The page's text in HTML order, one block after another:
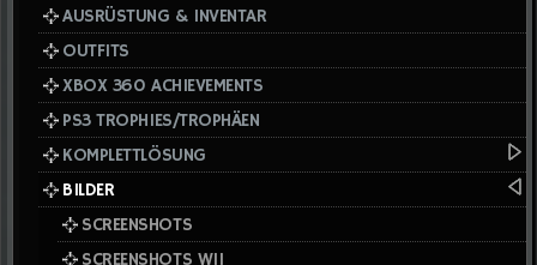
AUSRÜSTUNG & INVENTAR
OUTFITS
XBOX 360 ACHIEVEMENTS
PS3 TROPHIES/TROPHÄEN
KOMPLETTLÖSUNG
BILDER
SCREENSHOTS
SCREENSHOTS WII